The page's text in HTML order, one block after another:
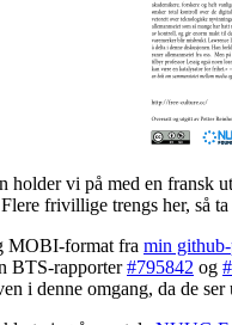
holder vi på med en fransk
frivillige trengs her, så
MOBI-format fra min
BTS-rapporter#795842 og
i denne omgang, da de